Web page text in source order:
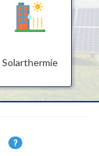
Solarthermie
?